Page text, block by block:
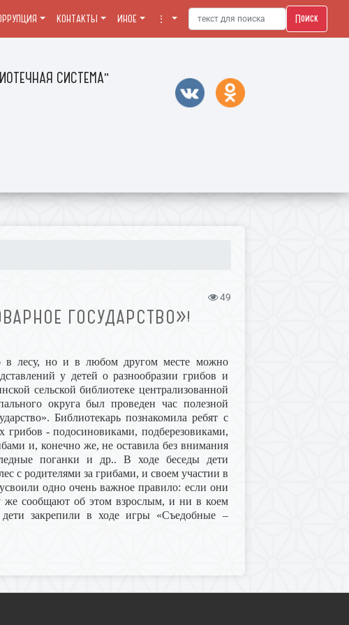
СИСТЕМА"
КОНТАКТЫ ИНОЕ ⋮ Поиск
49
ГОСУДАРСТВО»!
в лесу, но и в любом другом месте можно
у детей о разнообразии грибов и
сельской библиотеке централизованной
округа был проведен час полезной
Библиотекарь познакомила ребят с
грибов - подосиновиками, подберезовиками,
и, конечно же, не оставила без внимания
поганки и др.. В ходе беседы дети
с родителями за грибами, и своем участии в
одно очень важное правило: если они
же сообщают об этом взрослым, и ни в коем
закрепили в ходе игры «Съедобные –